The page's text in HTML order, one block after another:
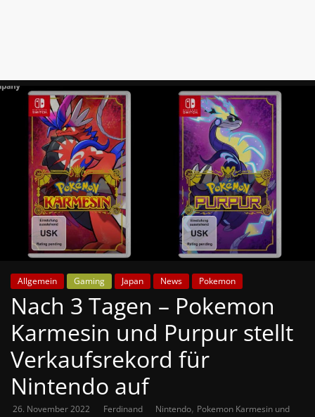
findest
aktuellsten
Anime-
Deutschland
Allgemein Gaming Japan News Pokemon
Nach 3 Tagen – Pokemon
Karmesin und Purpur stellt
Verkaufsrekord für
Nintendo auf
26. November 2022 Ferdinand Nintendo, Pokemon Karmesin und